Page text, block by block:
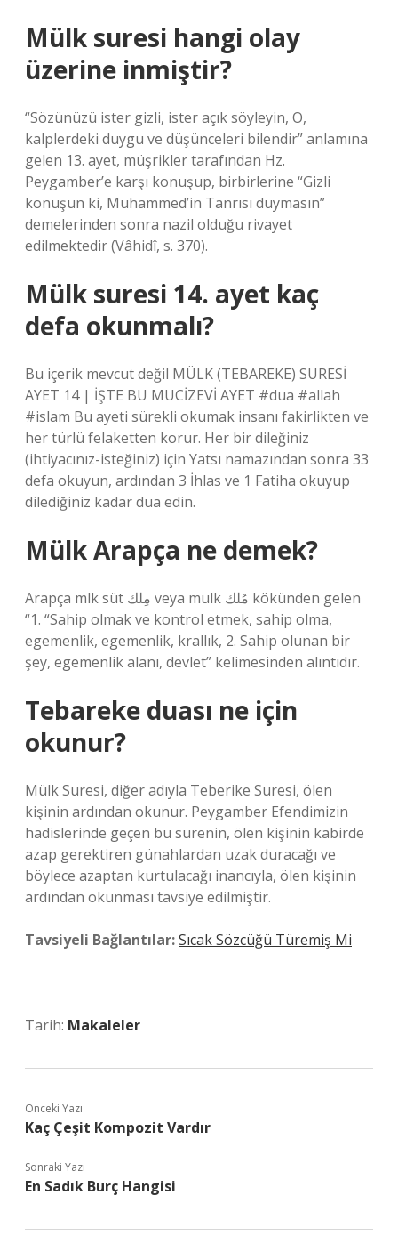
Mülk suresi hangi olay
üzerine inmiştir?
“Sözünüzü ister gizli, ister açık söyleyin, O,
kalplerdeki duygu ve düşünceleri bilendir” anlamına
gelen 13. ayet, müşrikler tarafından Hz.
Peygamber’e karşı konuşup, birbirlerine “Gizli
konuşun ki, Muhammed’in Tanrısı duymasın”
demelerinden sonra nazil olduğu rivayet
edilmektedir (Vâhidî, s. 370).
Mülk suresi 14. ayet kaç
defa okunmalı?
Bu içerik mevcut değil MÜLK (TEBAREKE) SURESİ
AYET 14 | İŞTE BU MUCİZEVİ AYET #dua #allah
#islam Bu ayeti sürekli okumak insanı fakirlikten ve
her türlü felaketten korur. Her bir dileğiniz
(ihtiyacınız-isteğiniz) için Yatsı namazından sonra 33
defa okuyun, ardından 3 İhlas ve 1 Fatiha okuyup
dilediğiniz kadar dua edin.
Mülk Arapça ne demek?
Arapça mlk süt مِلك veya mulk مُلك kökünden gelen
“1. “Sahip olmak ve kontrol etmek, sahip olma,
egemenlik, egemenlik, krallık, 2. Sahip olunan bir
şey, egemenlik alanı, devlet” kelimesinden alıntıdır.
Tebareke duası ne için
okunur?
Mülk Suresi, diğer adıyla Teberike Suresi, ölen
kişinin ardından okunur. Peygamber Efendimizin
hadislerinde geçen bu surenin, ölen kişinin kabirde
azap gerektiren günahlardan uzak duracağı ve
böylece azaptan kurtulacağı inancıyla, ölen kişinin
ardından okunması tavsiye edilmiştir.
Tavsiyeli Bağlantılar:Sıcak Sözcüğü Türemiş Mi
Tarih: Makaleler
Önceki Yazı
Kaç Çeşit Kompozit Vardır
Sonraki Yazı
En Sadık Burç Hangisi